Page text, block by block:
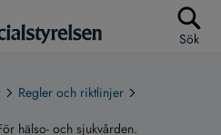
Sök
Regler och riktlinjer
hälso- och sjukvården.